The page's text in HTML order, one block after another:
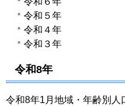
令和５年
令和４年
令和３年
令和8年
令和8年1月地域・年齢別人